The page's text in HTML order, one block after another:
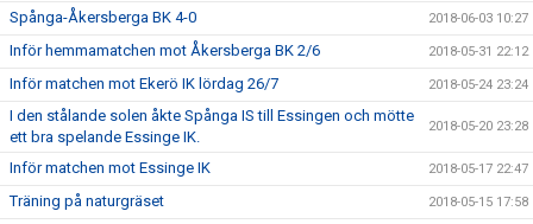
Spånga-Åkersberga BK 4-0 2018-06-03 10:27
Inför hemmamatchen mot Åkersberga BK 2/6 2018-05-31 22:12
Inför matchen mot Ekerö IK lördag 26/7 2018-05-24 23:24
I den stålande solen åkte Spånga IS till Essingen och mötte
ett bra spelande Essinge IK.
2018-05-20 23:28
Inför matchen mot Essinge IK 2018-05-17 22:47
Träning på naturgräset 2018-05-15 17:58